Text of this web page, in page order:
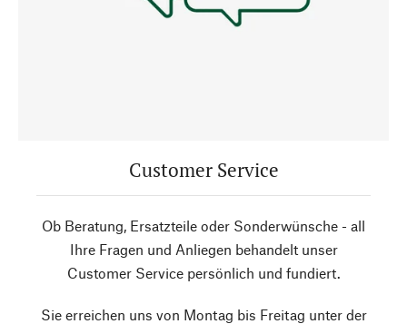
Customer Service
Ob Beratung, Ersatzteile oder Sonderwünsche - all
Ihre Fragen und Anliegen behandelt unser
Customer Service persönlich und fundiert.
Sie erreichen uns von Montag bis Freitag unter der